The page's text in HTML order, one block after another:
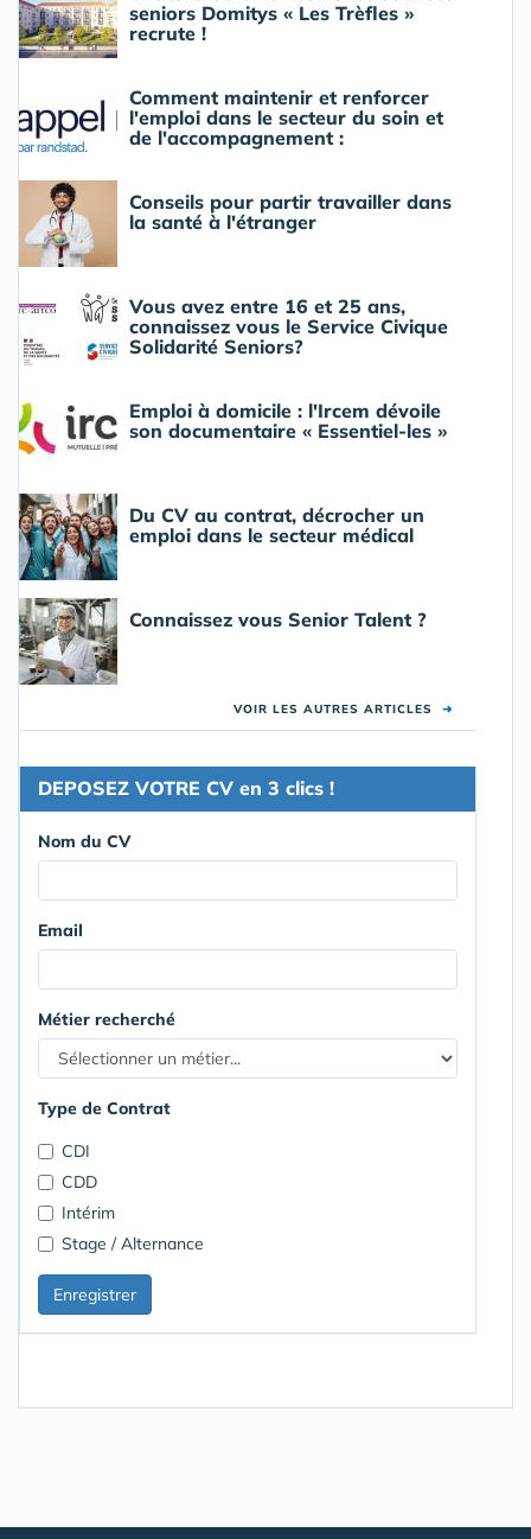
seniors Domitys « Les Trèfles »
recrute !
Comment maintenir et renforcer
l'emploi dans le secteur du soin et
de l'accompagnement :
Conseils pour partir travailler dans
la santé à l'étranger
Vous avez entre 16 et 25 ans,
connaissez vous le Service Civique
Solidarité Seniors?
Emploi à domicile : l'Ircem dévoile
son documentaire « Essentiel-les »
Du CV au contrat, décrocher un
emploi dans le secteur médical
Connaissez vous Senior Talent ?
VOIR LES AUTRES ARTICLES ➜
DEPOSEZ VOTRE CV en 3 clics !
Nom du CV
Email
Métier recherché
Type de Contrat
CDI
CDD
Intérim
Stage / Alternance